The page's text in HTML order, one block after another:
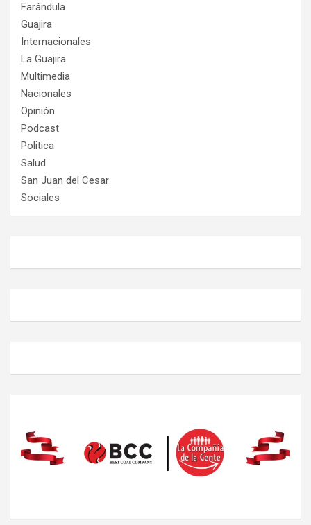
Farándula
Guajira
Internacionales
La Guajira
Multimedia
Nacionales
Opinión
Podcast
Politica
Salud
San Juan del Cesar
Sociales